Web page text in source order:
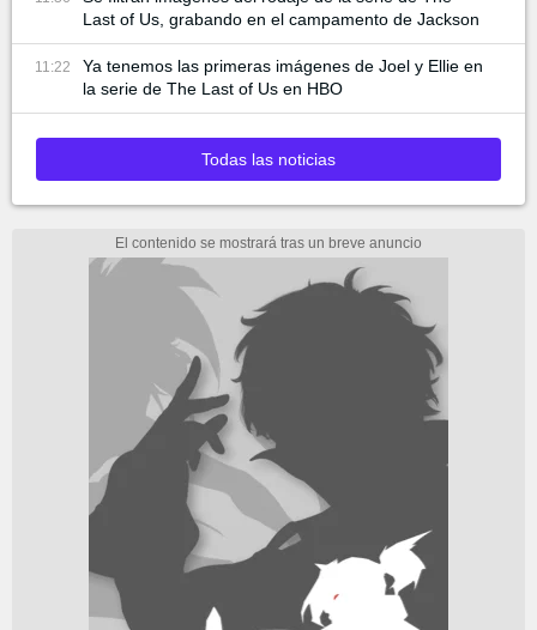
Last of Us, grabando en el campamento de Jackson
11:22
Ya tenemos las primeras imágenes de Joel y Ellie en
la serie de The Last of Us en HBO
Todas las noticias